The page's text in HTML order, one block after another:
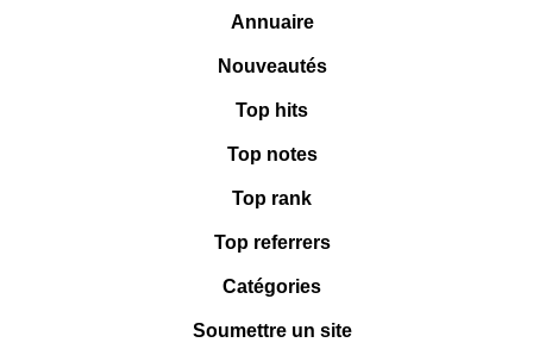
Annuaire
Nouveautés
Top hits
Top notes
Top rank
Top referrers
Catégories
Soumettre un site